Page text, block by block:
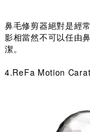
鼻毛修剪器絕對是經
影相當然不可以任由
潔。
4.ReFa Motion